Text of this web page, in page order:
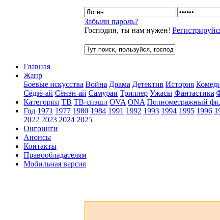
Забыли пароль?
Господин, ты нам нужен!
Главная
Жанр
Боевые искусства Война Драма Детектив История
Сёдзё-ай Сёнэн-ай Самураи Триллер Ужасы Фантастика
Категории ТВ ТВ-спэшл OVA ONA Полнометражный
Год 1971 1977 1980 1984 1991 1992 1993 1994 1995 1996
2022 2023 2024 2025
Онгоинги
Анонсы
Контакты
Правообладателям
Мобильная версия